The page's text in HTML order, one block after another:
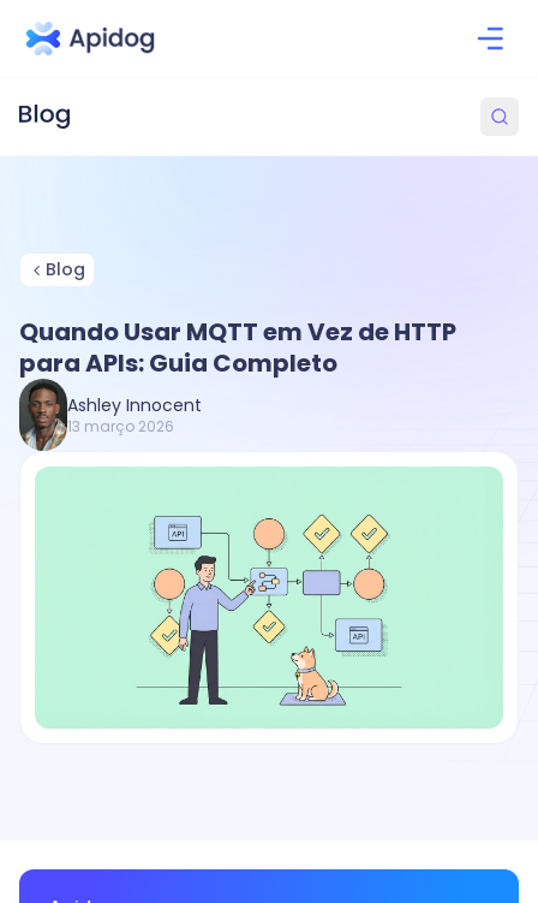
Blog
Quando Usar MQTT em Vez de HTTP
para APIs: Guia Completo
Ashley Innocent
13 março 2026